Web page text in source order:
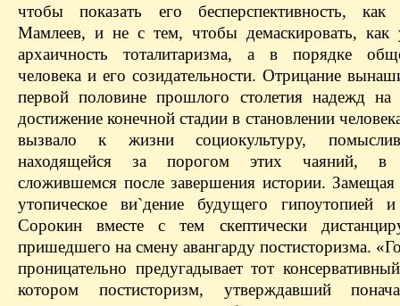
чтобы показать его бесперспективность, как
Мамлеев, и не с тем, чтобы демаскировать, как
архаичность тоталитаризма, а в порядке
человека и его созидательности. Отрицание
первой половине прошлого столетия надежд на
достижение конечной стадии в становлении
вызвало к жизни социокультуру,
находящейся за порогом этих чаяний, в
сложившемся после завершения истории.
утопическое ви`дение будущего гипо­утопией
Сорокин вместе с тем скептически
пришедшего на смену авангарду постисторизма.
проницательно предугадывает тот
котором постисторизм, утверждавший